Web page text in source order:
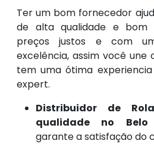
Ter um bom fornecedor
de alta qualidade e bom
preços justos e com
excelência, assim você une
tem uma ótima
expert.
Distribuidor de
qualidade no Belo
garante a satisfação do